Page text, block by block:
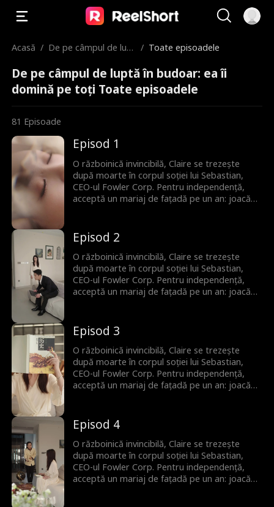
Acasă / De pe câmpul de lupt
mină pe toți
/ Toate episoadele
De pe câmpul de luptă în budoar: ea îi
domină pe toți Toate episoadele
81 Episoade
Episod 1
O războinică invincibilă, Claire se trezește
după moarte în corpul soției lui Sebastian,
CEO-ul Fowler Corp. Pentru independență,
acceptă un mariaj de fațadă pe un an: joacă
familia soțului, iar Sebastian ajunge să lupte
pentru a-i câștiga inima.
Episod 2
O războinică invincibilă, Claire se trezește
după moarte în corpul soției lui Sebastian,
CEO-ul Fowler Corp. Pentru independență,
acceptă un mariaj de fațadă pe un an: joacă
familia soțului, iar Sebastian ajunge să lupte
pentru a-i câștiga inima.
Episod 3
O războinică invincibilă, Claire se trezește
după moarte în corpul soției lui Sebastian,
CEO-ul Fowler Corp. Pentru independență,
acceptă un mariaj de fațadă pe un an: joacă
familia soțului, iar Sebastian ajunge să lupte
pentru a-i câștiga inima.
Episod 4
O războinică invincibilă, Claire se trezește
după moarte în corpul soției lui Sebastian,
CEO-ul Fowler Corp. Pentru independență,
acceptă un mariaj de fațadă pe un an: joacă